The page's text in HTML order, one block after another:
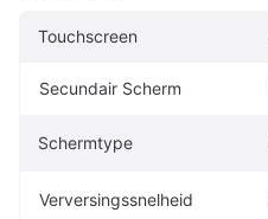
Touchscreen
Secundair Scherm
Schermtype
Verversingssnelheid